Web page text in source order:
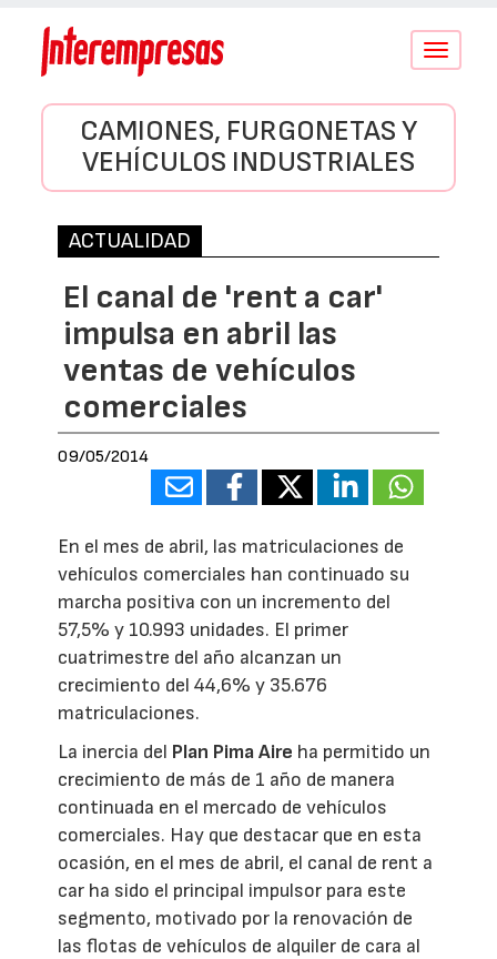
Conmutar
CAMIONES, FURGONETAS Y
VEHÍCULOS INDUSTRIALES
ACTUALIDAD
El canal de 'rent a car'
impulsa en abril las
ventas de vehículos
comerciales
09/05/2014
En el mes de abril, las matriculaciones de
vehículos comerciales han continuado su
marcha positiva con un incremento del
57,5% y 10.993 unidades. El primer
cuatrimestre del año alcanzan un
crecimiento del 44,6% y 35.676
matriculaciones.
La inercia del Plan Pima Aire ha permitido un
crecimiento de más de 1 año de manera
continuada en el mercado de vehículos
comerciales. Hay que destacar que en esta
ocasión, en el mes de abril, el canal de rent a
car ha sido el principal impulsor para este
segmento, motivado por la renovación de
las flotas de vehículos de alquiler de cara al